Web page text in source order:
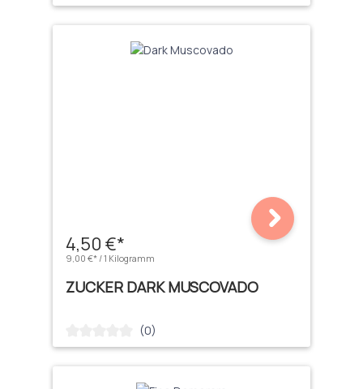
4,50 €*
9,00 €* / 1 Kilogramm
ZUCKER DARK MUSCOVADO
Durchschnittliche Bewertung von 0 von 5 Sternen
(0)